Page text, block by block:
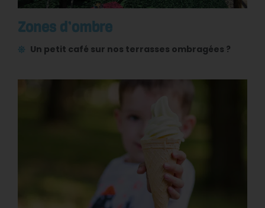
Zones d’ombre
Un petit café sur nos terrasses ombragées ?